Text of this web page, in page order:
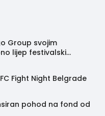
Group svojim
lijep festivalski
Fight Night Belgrade
pohod na fond od